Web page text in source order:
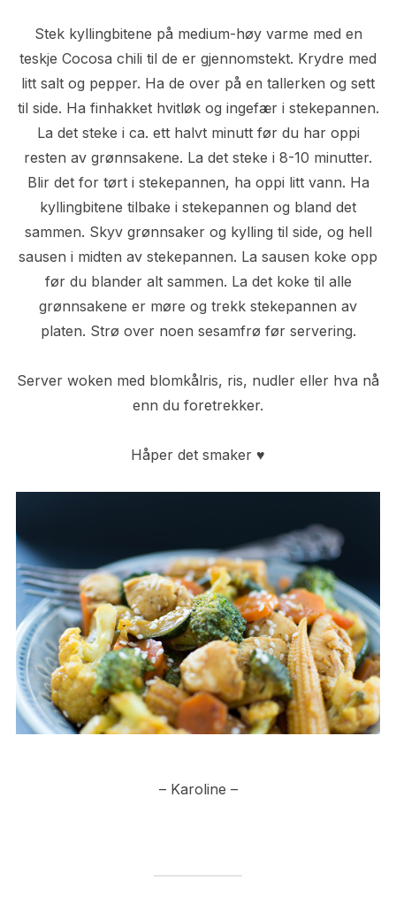
Stek kyllingbitene på medium-høy varme med en
teskje Cocosa chili til de er gjennomstekt. Krydre med
litt salt og pepper. Ha de over på en tallerken og sett
til side. Ha finhakket hvitløk og ingefær i stekepannen.
La det steke i ca. ett halvt minutt før du har oppi
resten av grønnsakene. La det steke i 8-10 minutter.
Blir det for tørt i stekepannen, ha oppi litt vann. Ha
kyllingbitene tilbake i stekepannen og bland det
sammen. Skyv grønnsaker og kylling til side, og hell
sausen i midten av stekepannen. La sausen koke opp
før du blander alt sammen. La det koke til alle
grønnsakene er møre og trekk stekepannen av
platen. Strø over noen sesamfrø før servering.
Server woken med blomkålris, ris, nudler eller hva nå
enn du foretrekker.
Håper det smaker ♥
– Karoline –